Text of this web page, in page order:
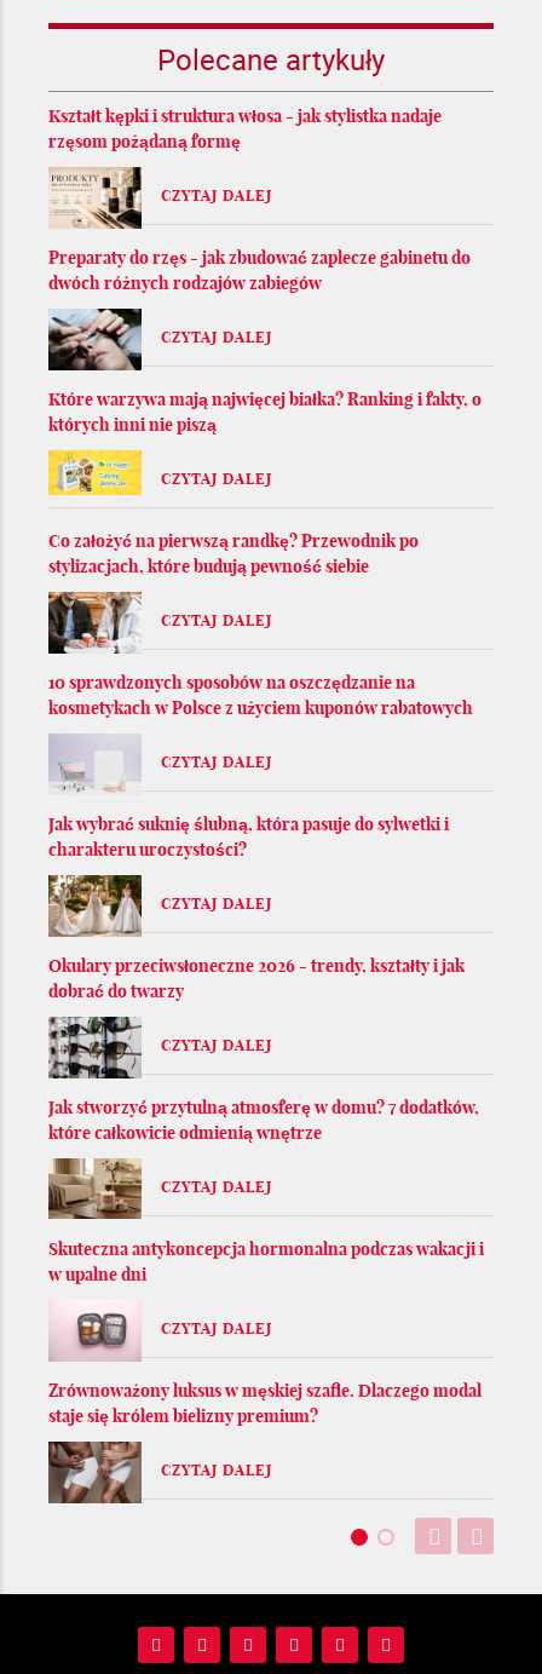
Polecane artykuły
Kształt kępki i struktura włosa - jak stylistka nadaje
rzęsom pożądaną formę
CZYTAJ DALEJ
Preparaty do rzęs - jak zbudować zaplecze gabinetu do
dwóch różnych rodzajów zabiegów
CZYTAJ DALEJ
Które warzywa mają najwięcej białka? Ranking i fakty, o
których inni nie piszą
CZYTAJ DALEJ
Co założyć na pierwszą randkę? Przewodnik po
stylizacjach, które budują pewność siebie
CZYTAJ DALEJ
10 sprawdzonych sposobów na oszczędzanie na
kosmetykach w Polsce z użyciem kuponów rabatowych
CZYTAJ DALEJ
Jak wybrać suknię ślubną, która pasuje do sylwetki i
charakteru uroczystości?
CZYTAJ DALEJ
Okulary przeciwsłoneczne 2026 - trendy, kształty i jak
dobrać do twarzy
CZYTAJ DALEJ
Jak stworzyć przytulną atmosferę w domu? 7 dodatków,
które całkowicie odmienią wnętrze
CZYTAJ DALEJ
Skuteczna antykoncepcja hormonalna podczas wakacji i
w upalne dni
CZYTAJ DALEJ
Zrównoważony luksus w męskiej szafie. Dlaczego modal
staje się królem bielizny premium?
CZYTAJ DALEJ